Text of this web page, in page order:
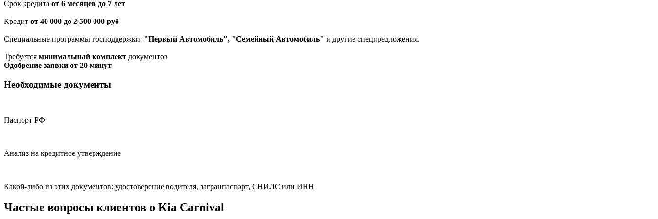
Срок кредита от 6 месяцев до 7 лет
Кредит от 40 000 до 2 500 000 руб
Специальные программы господдержки: "Первый Автомобиль", "Семейный Автомобиль" и другие спецпредложения.
Требуется минимальный комплект документов
Одобрение заявки от 20 минут
Необходимые документы
Паспорт РФ
Анализ на кредитное утверждение
Какой-либо из этих документов: удостоверение водителя, загранпаспорт, СНИЛС или ИНН
Частые вопросы клиентов о Kia Carnival